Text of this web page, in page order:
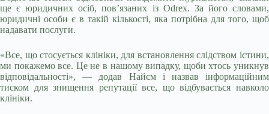
ще є юридичних осіб, повʼязаних із Odrex. За його словами,
юридичні особи є в такій кількості, яка потрібна для того, щоб
надавати послуги.
«Все, що стосується клініки, для встановлення слідством істини,
ми покажемо все. Це не в нашому випадку, щоби хтось уникнув
відповідальності», — додав Найєм і назвав інформаційним
тиском для знищення репутації все, що відбувається навколо
клініки.